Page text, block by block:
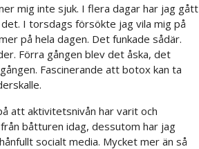
ett
tag?
mig inte sjuk. I flera dagar har jag gått
I torsdags försökte jag vila mig på
på hela dagen. Det funkade sådär.
Förra gången blev det åska, det
Fascinerande att botox kan ta
att aktivitetsnivån har varit och
båtturen idag, dessutom har jag
socialt media. Mycket mer än så